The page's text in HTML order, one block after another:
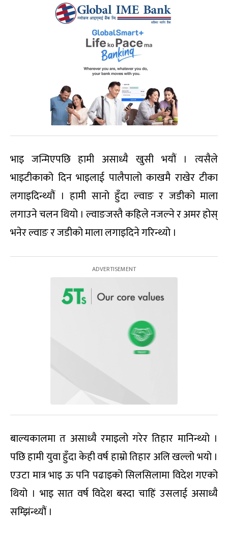
भाइ जन्मिएपछि हामी असाध्यै खुसी भयौं । त्यसैले
भाइटीकाको दिन भाइलाई पालैपालो काखमै राखेर टीका
लगाइदिन्थ्यौं । हामी सानो हुँदा ल्वाङ र जडीको माला
लगाउने चलन थियो । ल्वाङजस्तै कहिले नजल्ने र अमर होस्
भनेर ल्वाङ र जडीको माला लगाइदिने गरिन्थ्यो ।
बाल्यकालमा त असाध्यै रमाइलो गरेर तिहार मानिन्थ्यो ।
पछि हामी युवा हुँदा केही वर्ष हाम्रो तिहार अलि खल्लो भयो ।
एउटा मात्र भाइ ऊ पनि पढाइको सिलसिलामा विदेश गएको
थियो । भाइ सात वर्ष विदेश बस्दा चाहिं उसलाई असाध्यै
सम्झिंन्थ्यौं ।